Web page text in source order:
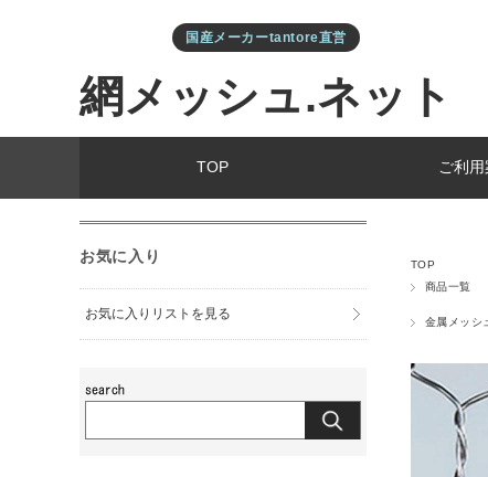
網メッシュ.ネット
国産メーカーtantore直営
TOP ご利用
TOP
商品一覧
金属メッシ
お気に入り
お気に入りリストを見る